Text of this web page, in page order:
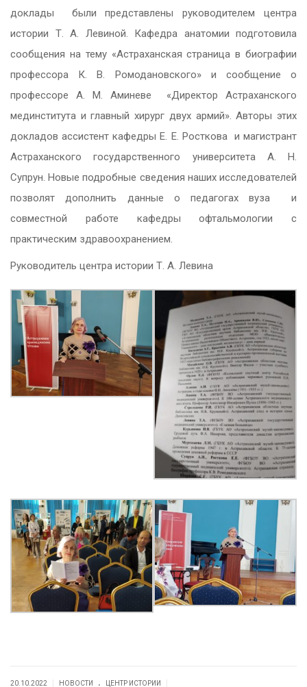
доклады были представлены руководителем центра
истории Т. А. Левиной. Кафедра анатомии подготовила
сообщения на тему «Астраханская страница в биографии
профессора К. В. Ромодановского» и сообщение о
профессоре А. М. Аминеве «Директор Астраханского
мединститута и главный хирург двух армий». Авторы этих
докладов ассистент кафедры Е. Е. Росткова и магистрант
Астраханского государственного университета А. Н.
Супрун. Новые подробные сведения наших исследователей
позволят дополнить данные о педагогах вуза и
совместной работе кафедры офтальмологии с
практическим здравоохранением.
Руководитель центра истории Т. А. Левина
20.10.2022 НОВОСТИ . ЦЕНТР ИСТОРИИ